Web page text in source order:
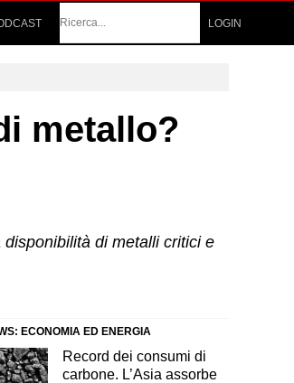
LOGIN
metallo?
di metalli critici e
ECONOMIA ED ENERGIA
Record dei consumi di
carbone. L’Asia assorbe